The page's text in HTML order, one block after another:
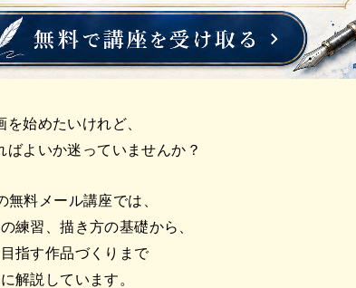
を始めたいけれど、
ばよいか迷っていませんか？
無料メール講座では、
練習、描き方の基礎から、
指す作品づくりまで
解説しています。